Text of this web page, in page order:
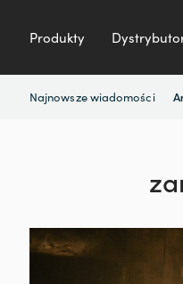
Produkty
Najnowsze wiadomości